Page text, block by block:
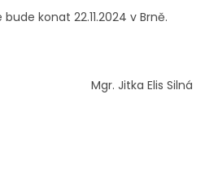
konat 22.11.2024 v Brně.
Mgr. Jitka Elis Silná